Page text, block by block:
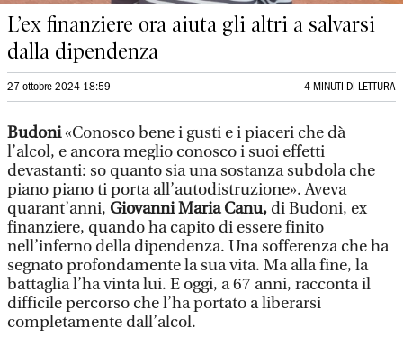
L’ex finanziere ora aiuta gli altri a salvarsi
dalla dipendenza
27 ottobre 2024 18:59 4 MINUTI DI LETTURA
Budoni«Conosco bene i gusti e i piaceri che dà
l’alcol, e ancora meglio conosco i suoi effetti
devastanti: so quanto sia una sostanza subdola che
piano piano ti porta all’autodistruzione». Aveva
quarant’anni, Giovanni Maria Canu, di Budoni, ex
finanziere, quando ha capito di essere finito
nell’inferno della dipendenza. Una sofferenza che ha
segnato profondamente la sua vita. Ma alla fine, la
battaglia l’ha vinta lui. E oggi, a 67 anni, racconta il
difficile percorso che l’ha portato a liberarsi
completamente dall’alcol.